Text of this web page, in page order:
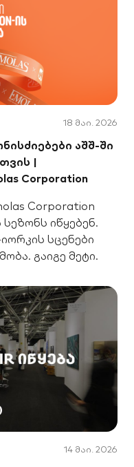
18 მაი. 2026
აშშ-ში
|
Corporation
Corporation
იწყებენ.
სცენები
გაიგე მეტი.
14 მაი. 2026